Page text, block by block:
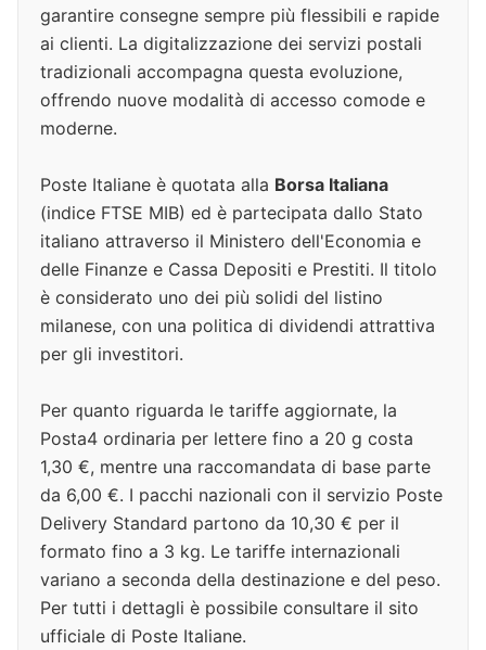
garantire consegne sempre più flessibili e rapide
ai clienti. La digitalizzazione dei servizi postali
tradizionali accompagna questa evoluzione,
offrendo nuove modalità di accesso comode e
moderne.
Poste Italiane è quotata alla Borsa Italiana
(indice FTSE MIB) ed è partecipata dallo Stato
italiano attraverso il Ministero dell'Economia e
delle Finanze e Cassa Depositi e Prestiti. Il titolo
è considerato uno dei più solidi del listino
milanese, con una politica di dividendi attrattiva
per gli investitori.
Per quanto riguarda le tariffe aggiornate, la
Posta4 ordinaria per lettere fino a 20 g costa
1,30 €, mentre una raccomandata di base parte
da 6,00 €. I pacchi nazionali con il servizio Poste
Delivery Standard partono da 10,30 € per il
formato fino a 3 kg. Le tariffe internazionali
variano a seconda della destinazione e del peso.
Per tutti i dettagli è possibile consultare il sito
ufficiale di Poste Italiane.